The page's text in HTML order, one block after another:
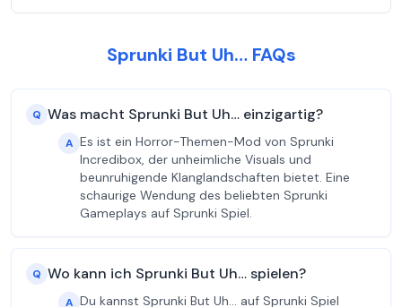
Sprunki But Uh… FAQs
Q Was macht Sprunki But Uh… einzigartig?
A Es ist ein Horror-Themen-Mod von Sprunki
Incredibox, der unheimliche Visuals und
beunruhigende Klanglandschaften bietet. Eine
schaurige Wendung des beliebten Sprunki
Gameplays auf Sprunki Spiel.
Q Wo kann ich Sprunki But Uh… spielen?
A Du kannst Sprunki But Uh… auf Sprunki Spiel